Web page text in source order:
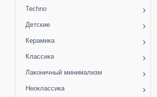
Techno
Детские
Керамика
Классика
Лаконичный минимализм
Неоклассика